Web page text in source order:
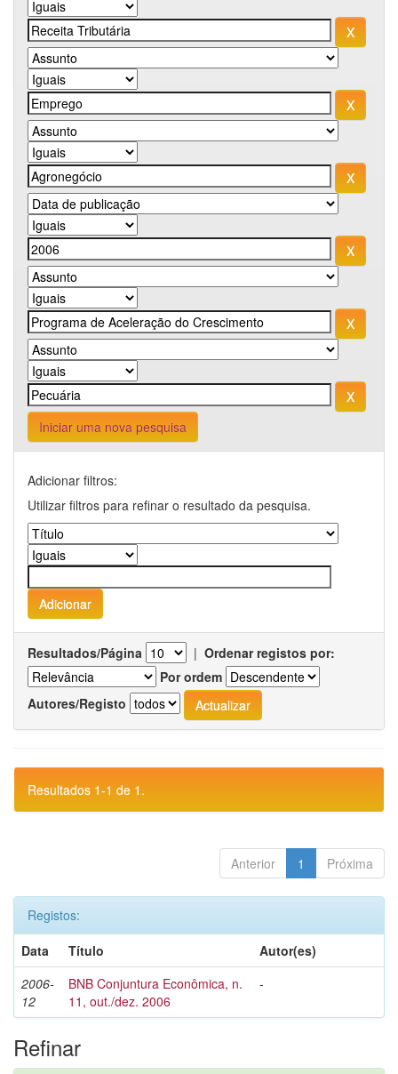
Iniciar uma nova pesquisa
Adicionar filtros:
Utilizar filtros para refinar o resultado da pesquisa.
Resultados/Página | Ordenar registos por:
Por ordem
Autores/Registo
Resultados 1-1 de 1.
Anterior 1 Próxima
Registos:
Data
Título
Autor(es)
2006-
12
BNB Conjuntura Econômica, n.
11, out./dez. 2006
-
Refinar